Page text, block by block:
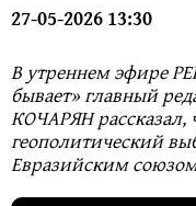
27-05-2026 13:30
В утреннем эфире
бывает» главный
КОЧАРЯН
геополитический
Евразийским